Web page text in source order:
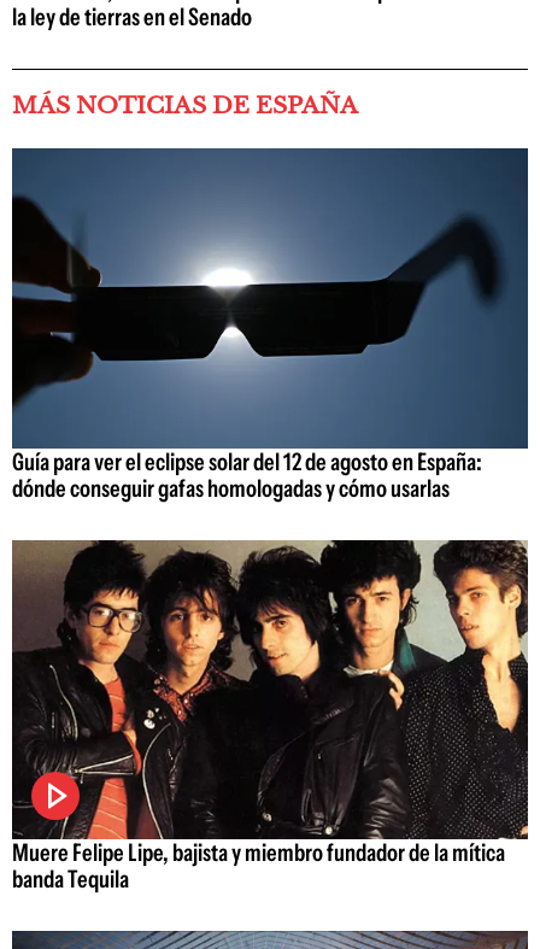
la ley de tierras en el Senado
MÁS NOTICIAS DE ESPAÑA
Guía para ver el eclipse solar del 12 de agosto en España:
dónde conseguir gafas homologadas y cómo usarlas
Muere Felipe Lipe, bajista y miembro fundador de la mítica
banda Tequila